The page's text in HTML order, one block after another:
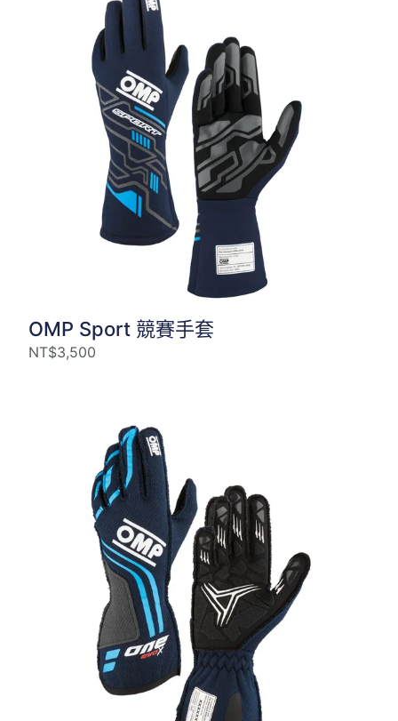
OMP Sport 競賽手套
NT$3,500